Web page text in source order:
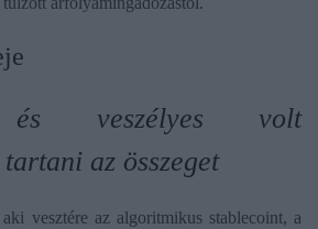
és veszélyes volt
az összeget
vesztére az algoritmikus stablecoint, a